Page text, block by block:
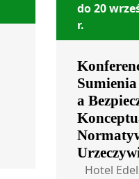
do 20
r.
a
Hotel